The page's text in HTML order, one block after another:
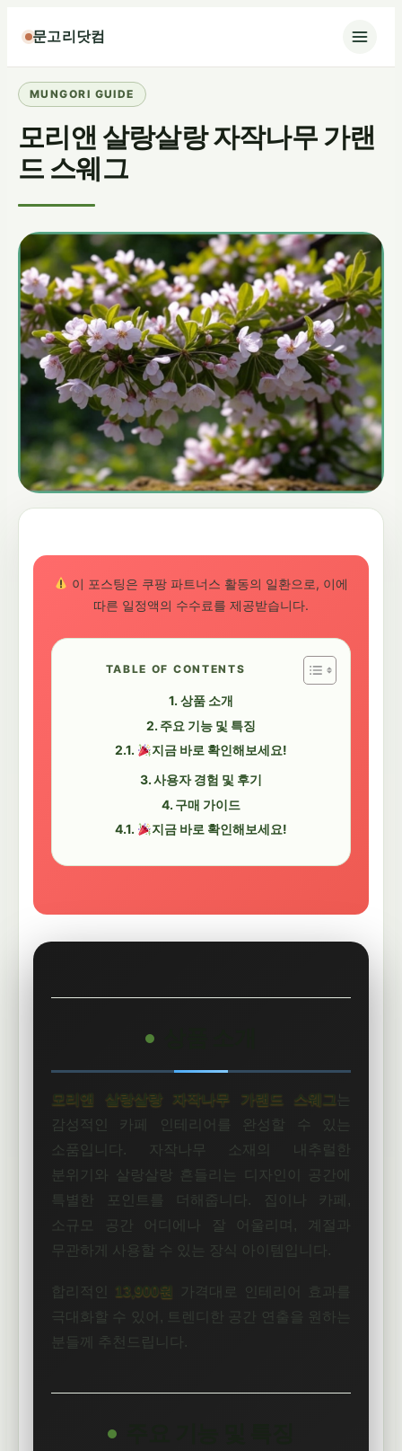
츠
로
기
문고리닷컴
모리앤 살랑살랑 자작나무 가랜
드 스웨그
이 포스팅은 쿠팡 파트너스 활동의 일환으로, 이에
따른 일정액의 수수료를 제공받습니다.
TABLE OF CONTENTS
상품 소개
주요 기능 및 특징
지금 바로 확인해보세요!
사용자 경험 및 후기
구매 가이드
지금 바로 확인해보세요!
모리앤 살랑살랑 자작나무 가랜드 스웨그 는
감성적인 카페 인테리어를 완성할 수 있는
소품입니다. 자작나무 소재의 내추럴한
분위기와 살랑살랑 흔들리는 디자인이 공간에
특별한 포인트를 더해줍니다. 집이나 카페,
소규모 공간 어디에나 잘 어울리며, 계절과
무관하게 사용할 수 있는 장식 아이템입니다.
합리적인 13,900원
가격대로 인테리어 효과를
극대화할 수 있어, 트렌디한 공간 연출을 원하는
분들께 추천드립니다.